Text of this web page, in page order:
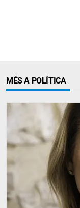
MÉS A POLÍTICA